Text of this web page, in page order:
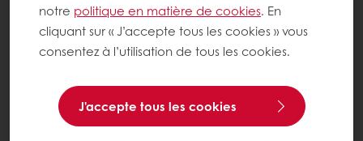
notre politique en matière de cookies. En
cliquant sur « J’accepte tous les cookies » vous
consentez à l’utilisation de tous les cookies.
J'accepte tous les cookies